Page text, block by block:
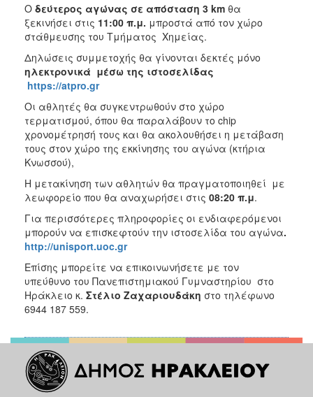
Ο δεύτερος αγώνας σε απόσταση 3 km θα
ξεκινήσει στις 11:00 π.μ. μπροστά από τον χώρο
στάθμευσης του Τμήματος Χημείας.
Δηλώσεις συμμετοχής θα γίνονται δεκτές μόνο
ηλεκτρονικά μέσω της ιστοσελίδας
https://atpro.gr
Οι αθλητές θα συγκεντρωθούν στο χώρο
τερματισμού, όπου θα παραλάβουν το chip
χρονομέτρησή τους και θα ακολουθήσει η μετάβαση
τους στον χώρο της εκκίνησης του αγώνα (κτήρια
Κνωσσού),
Η μετακίνηση των αθλητών θα πραγματοποιηθεί με
λεωφορείο που θα αναχωρήσει στις 08:20 π.μ.
Για περισσότερες πληροφορίες οι ενδιαφερόμενοι
μπορούν να επισκεφτούν την ιστοσελίδα του αγώνα.
http://unisport.uoc.gr
Επίσης μπορείτε να επικοινωνήσετε με τον
υπεύθυνο του Πανεπιστημιακού Γυμναστηρίου στο
Ηράκλειο κ. Στέλιο Ζαχαριουδάκη στο τηλέφωνο
6944 187 559.